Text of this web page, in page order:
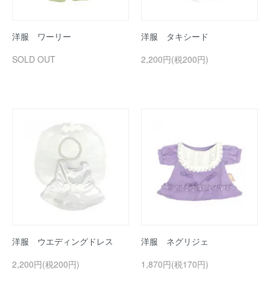
洋服 ワーリー
SOLD OUT
洋服 タキシード
2,200円(税200円)
洋服 ウエディングドレス
2,200円(税200円)
洋服 ネグリジェ
1,870円(税170円)